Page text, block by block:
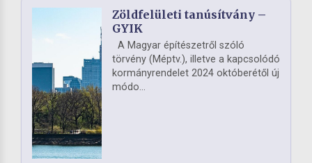
Zöldfelületi tanúsítvány –
GYIK
A Magyar építészetről szóló
törvény (Méptv.), illetve a kapcsolódó
kormányrendelet 2024 októberétől új
módo...